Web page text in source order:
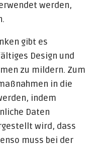
werden,
gibt es
Design und
zu mildern. Zum
in die
indem
Daten
wird, dass
muss bei der